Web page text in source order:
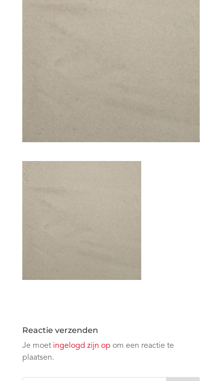
Reactie verzenden
Je moet ingelogd zijn op om een reactie te
plaatsen.